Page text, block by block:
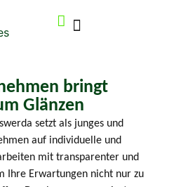
bringt
Glänzen
setzt als junges und
auf individuelle und
mit transparenter und
Ihre Erwartungen nicht nur zu